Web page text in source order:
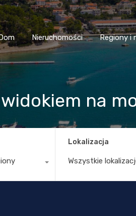
Dom Nieruchomości
Nieruchomości Regiony i
na
Lokalizacja
Wszystkie